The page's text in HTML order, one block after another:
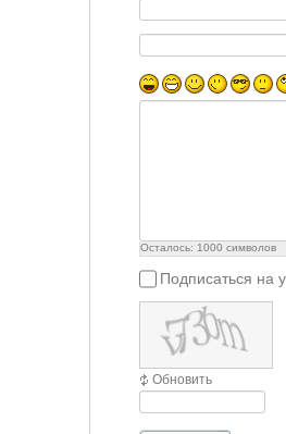
Осталось: 1000 символов
Подписаться на
Обновить